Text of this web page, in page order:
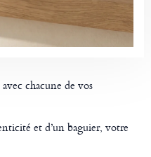
chacune de vos
et d’un baguier, votre